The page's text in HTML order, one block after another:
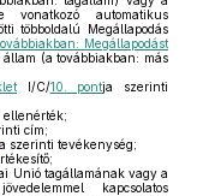
vonatkozó automatikus
többoldalú Megállapodás
Megállapodást
(a továbbiakban: más
I/C/10. pontja szerinti
cím;
szerinti tevékenység;
Unió tagállamának vagy a
kapcsolatos